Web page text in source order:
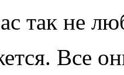
так не
Все